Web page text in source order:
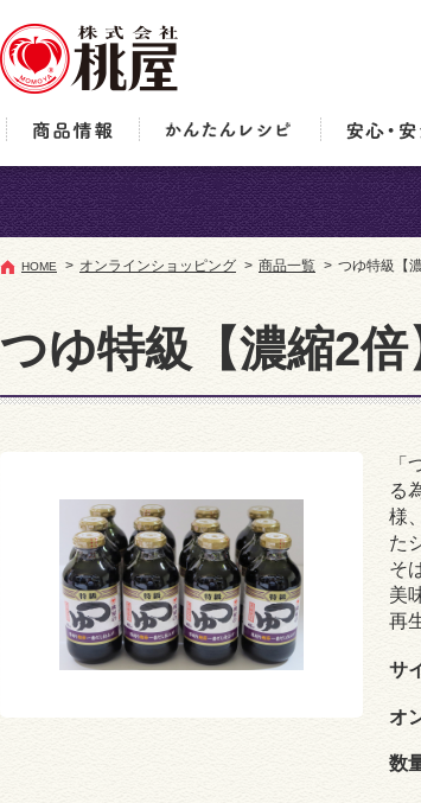
HOME > オンラインショッピング > 商品一覧 > つゆ特級【
つゆ特級【濃縮2倍
る
様
た
そ
美
再
サ
オ
数